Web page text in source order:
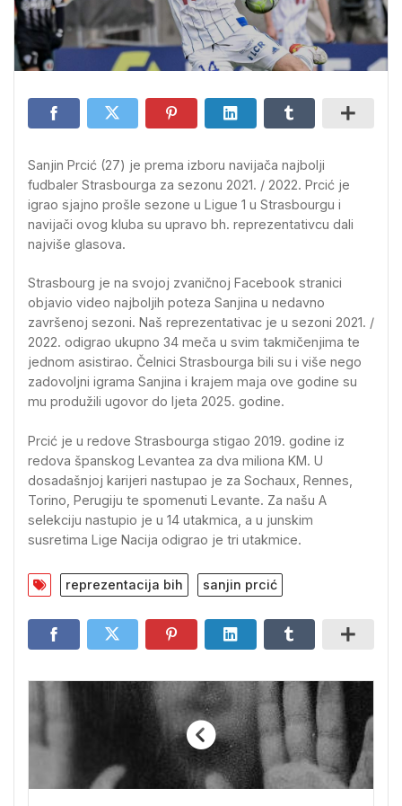
Sanjin Prcić (27) je prema izboru navijača najbolji
fudbaler Strasbourga za sezonu 2021. / 2022. Prcić je
igrao sjajno prošle sezone u Ligue 1 u Strasbourgu i
navijači ovog kluba su upravo bh. reprezentativcu dali
najviše glasova.
Strasbourg je na svojoj zvaničnoj Facebook stranici
objavio video najboljih poteza Sanjina u nedavno
završenoj sezoni. Naš reprezentativac je u sezoni 2021. /
2022. odigrao ukupno 34 meča u svim takmičenjima te
jednom asistirao. Čelnici Strasbourga bili su i više nego
zadovoljni igrama Sanjina i krajem maja ove godine su
mu produžili ugovor do ljeta 2025. godine.
Prcić je u redove Strasbourga stigao 2019. godine iz
redova španskog Levantea za dva miliona KM. U
dosadašnjoj karijeri nastupao je za Sochaux, Rennes,
Torino, Perugiju te spomenuti Levante. Za našu A
selekciju nastupio je u 14 utakmica, a u junskim
susretima Lige Nacija odigrao je tri utakmice.
reprezentacija bih sanjin prcić